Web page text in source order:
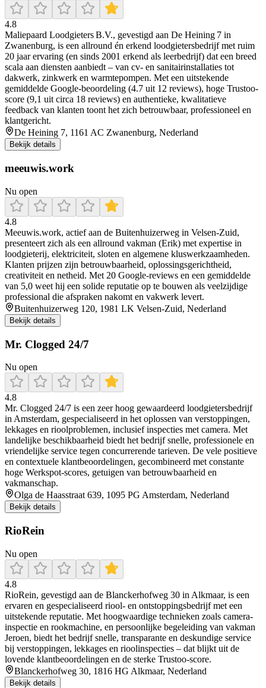
4.8
Maliepaard Loodgieters B.V., gevestigd aan De Heining 7 in
Zwanenburg, is een allround én erkend loodgietersbedrijf met ruim
20 jaar ervaring (en sinds 2001 erkend als leerbedrijf) dat een breed
scala aan diensten aanbiedt – van cv- en sanitairinstallaties tot
dakwerk, zinkwerk en warmtepompen. Met een uitstekende
gemiddelde Google-beoordeling (4.7 uit 12 reviews), hoge Trustoo-
score (9,1 uit circa 18 reviews) en authentieke, kwalitatieve
feedback van klanten toont het zich betrouwbaar, professioneel en
klantgericht.
De Heining 7, 1161 AC Zwanenburg, Nederland
Bekijk details
meeuwis.work
Nu open
4.8
Meeuwis.work, actief aan de Buitenhuizerweg in Velsen‑Zuid,
presenteert zich als een allround vakman (Erik) met expertise in
loodgieterij, elektriciteit, sloten en algemene kluswerkzaamheden.
Klanten prijzen zijn betrouwbaarheid, oplossingsgerichtheid,
creativiteit en netheid. Met 20 Google‑reviews en een gemiddelde
van 5,0 weet hij een solide reputatie op te bouwen als veelzijdige
professional die afspraken nakomt en vakwerk levert.
Buitenhuizerweg 120, 1981 LK Velsen-Zuid, Nederland
Bekijk details
Mr. Clogged 24/7
Nu open
4.8
Mr. Clogged 24/7 is een zeer hoog gewaardeerd loodgietersbedrijf
in Amsterdam, gespecialiseerd in het oplossen van verstoppingen,
lekkages en rioolproblemen, inclusief inspecties met camera. Met
landelijke beschikbaarheid biedt het bedrijf snelle, professionele en
vriendelijke service tegen concurrerende tarieven. De vele positieve
en contextuele klantbeoordelingen, gecombineerd met constante
hoge Werkspot-scores, getuigen van betrouwbaarheid en
vakmanschap.
Olga de Haasstraat 639, 1095 PG Amsterdam, Nederland
Bekijk details
RioRein
Nu open
4.8
RioRein, gevestigd aan de Blanckerhofweg 30 in Alkmaar, is een
ervaren en gespecialiseerd riool- en ontstoppingsbedrijf met een
uitstekende reputatie. Met hoogwaardige technieken zoals camera-
inspectie en rookmachine, en persoonlijke begeleiding van vakman
Jeroen, biedt het bedrijf snelle, transparante en deskundige service
bij verstoppingen, lekkages en rioolinspecties – dat blijkt uit de
lovende klantbeoordelingen en de sterke Trustoo-score.
Blanckerhofweg 30, 1816 HG Alkmaar, Nederland
Bekijk details